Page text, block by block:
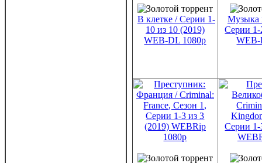
В клетке / Серии 1-
10 из 10 (2019)
WEB-DL 1080p
Музыка
Серии 1-
WEB-